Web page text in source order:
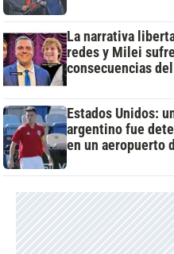
La narrativa
redes y Milei
consecuencias
Estados Unidos:
argentino fue
en un aeropuerto